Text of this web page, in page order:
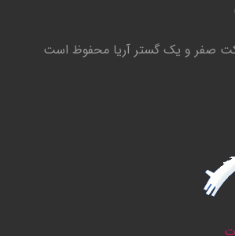
صفر و یک گستر آریا محفوظ است